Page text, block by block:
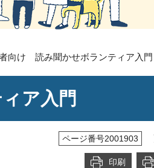
向け 読み聞かせボランティア入門
ア入門
ページ番号2001903
印刷